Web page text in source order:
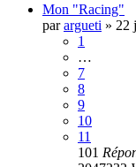
Mon "Racing"
parargueti » 22
1
…
7
8
9
10
11
101